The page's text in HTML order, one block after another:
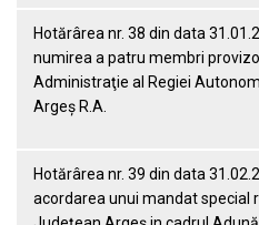
Hotărârea nr. 38 din data
numirea a patru membri
Administraţie al Regiei
Argeş R.A.
Hotărârea nr. 39 din data
acordarea unui mandat special